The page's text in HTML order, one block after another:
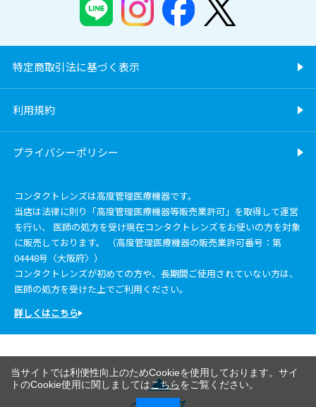
特定商取引法に基づく表示
利用規約
プライバシーポリシー
コンタクトレンズは高度管理医療機器です。
当店は法律に則り「高度管理医療機器等販売業許可」を取得して運営
を行い、 医師の処方を受け現在コンタクトレンズをお使いの方を対象
に販売しております。 （高度管理医療機器の販売業許可番号：第
04448号〈大阪府〉）
コンタクトレンズが初めての方や、長期間ご使用されていない方は、
医師の処方を受けた上でご利用ください。
詳しくはこちら
当サイトでは利便性向上のためCookieを使用しております。サイ
トのCookie使用に関しましてはこちらをご覧ください。